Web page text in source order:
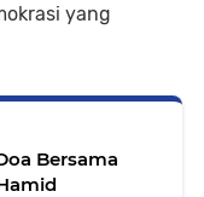
yang
Bersama